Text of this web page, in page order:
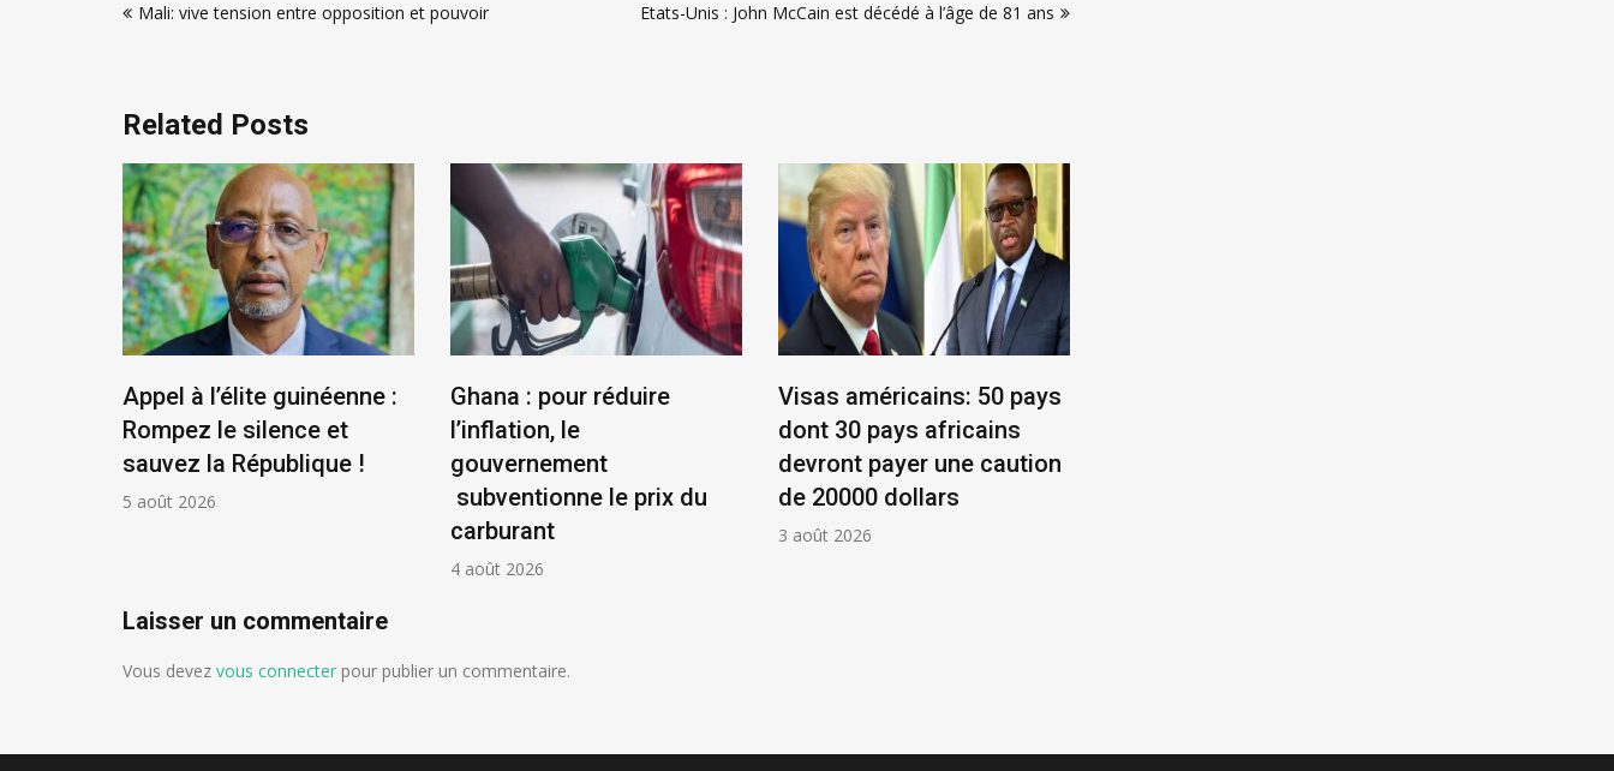
deMali: vive tension entre opposition et pouvoir Etats-Unis : John McCain est décédé à l’âge de 81 ans
Related Posts
Appel à l’élite guinéenne :
Rompez le silence et
sauvez la République !
5 août 2026
Ghana : pour réduire
l’inflation, le
gouvernement
subventionne le prix du
carburant
4 août 2026
Visas américains: 50 pays
dont 30 pays africains
devront payer une caution
de 20000 dollars
3 août 2026
Laisser un commentaire
Vous devez vous connecter pour publier un commentaire.